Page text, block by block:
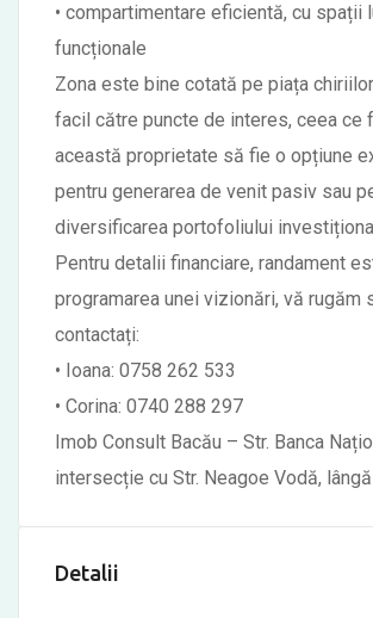
• compartimentare eficientă, cu spații
funcționale
Zona este bine cotată pe piața
facil către puncte de interes, ceea ce
această proprietate să fie o opțiune
pentru generarea de venit pasiv sau
diversificarea portofoliului
Pentru detalii financiare, randament
programarea unei vizionări, vă rugăm
contactați:
• Ioana: 0758 262 533
• Corina: 0740 288 297
Imob Consult Bacău – Str. Banca
intersecție cu Str. Neagoe Vodă,
Detalii